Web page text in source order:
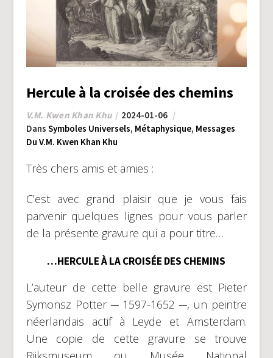
Hercule à la croisée des chemins
V.M. Kwen Khan Khu
2024-01-06
Dans Symboles Universels, Métaphysique, Messages
Du V.M. Kwen Khan Khu
Très chers amis et amies :
C’est avec grand plaisir que je vous fais
parvenir quelques lignes pour vous parler
de la présente gravure qui a pour titre…
…HERCULE À LA CROISÉE DES CHEMINS
L’auteur de cette belle gravure est Pieter
Symonsz Potter ─ 1597-1652 ─, un peintre
néerlandais actif à Leyde et Amsterdam.
Une copie de cette gravure se trouve